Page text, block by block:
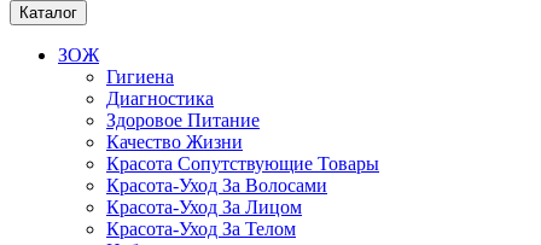
Каталог
ЗОЖ
Гигиена
Диагностика
Здоровое Питание
Качество Жизни
Красота Сопутствующие Товары
Красота-Уход За Волосами
Красота-Уход За Лицом
Красота-Уход За Телом